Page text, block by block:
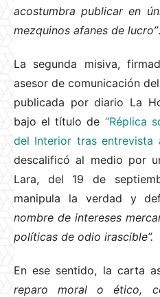
acostumbra publicar en
mezquinos afanes de lucro”.
La segunda misiva,
asesor de comunicación
publicada por diario La
bajo el título de “Réplica
del Interior tras entrevista
descalificó al medio por
Lara, del 19 de
manipula la verdad y
nombre de intereses
políticas de odio irascible”.
En ese sentido, la carta
reparo moral o ético,